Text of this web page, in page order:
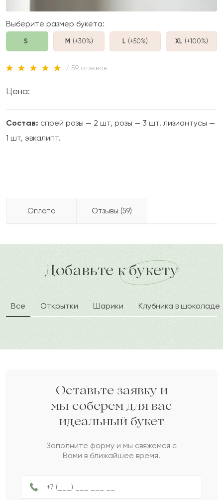
Выберите размер букета:
S M (+30%) L (+50%) XL (+100%)
/ 59 отзывов
Цена:
Состав: спрей розы — 2 шт, розы — 3 шт, лизиантусы —
1 шт, эвкалипт.
Оплата Отзывы (59)
доставка по городу в течение часа
Ольга
Букет элегантный и вкусно пахнет, цветы были
Доставка во время, курьер вежлив и
внимателен.
Марина
2021-07-08
Заказывала доставку для своей подруге. Она
была в восторге, говорит, что букет
Добавьте к букету
Все Открытки Шарики Клубника в шоколаде
Оставьте заявку и
мы соберем для вас
идеальный букет
Заполните форму и мы свяжемся с
Вами в ближайшее время.